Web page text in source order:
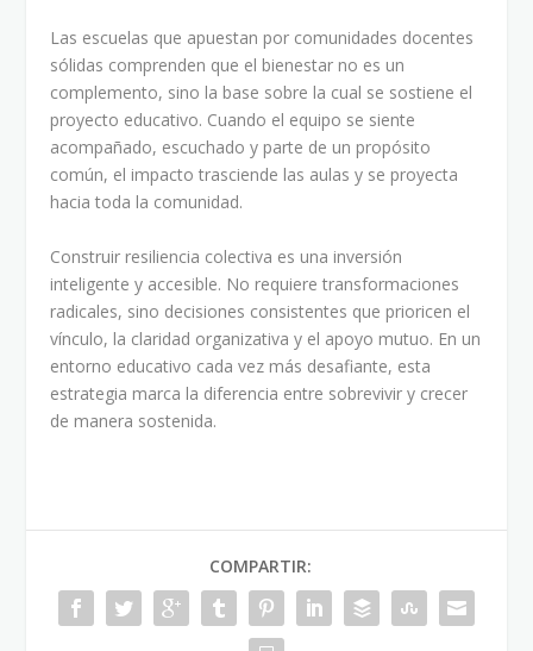
Las escuelas que apuestan por comunidades docentes
sólidas comprenden que el bienestar no es un
complemento, sino la base sobre la cual se sostiene el
proyecto educativo. Cuando el equipo se siente
acompañado, escuchado y parte de un propósito
común, el impacto trasciende las aulas y se proyecta
hacia toda la comunidad.
Construir resiliencia colectiva es una inversión
inteligente y accesible. No requiere transformaciones
radicales, sino decisiones consistentes que prioricen el
vínculo, la claridad organizativa y el apoyo mutuo. En un
entorno educativo cada vez más desafiante, esta
estrategia marca la diferencia entre sobrevivir y crecer
de manera sostenida.
COMPARTIR: